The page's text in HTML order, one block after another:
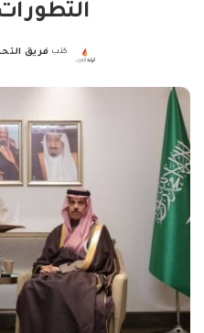
Posted
كتب فريق